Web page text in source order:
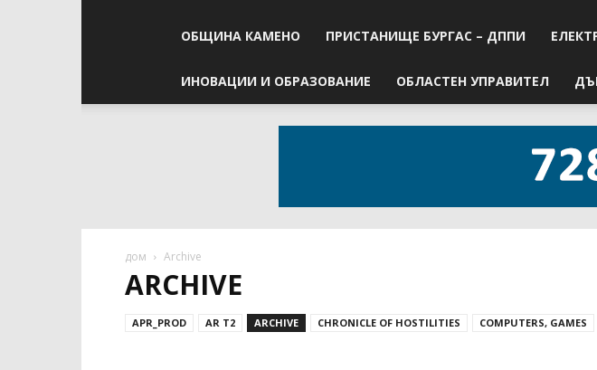
ОБЩИНА КАМЕНО ПРИСТАНИЩЕ БУРГАС – ДППИ
ИНОВАЦИИ И ОБРАЗОВАНИЕ ОБЛАСТЕН УПРАВИТЕЛ
дом Archive
ARCHIVE
APR_PROD AR T2 ARCHIVE CHRONICLE OF HOSTILITIES COMPUTERS, GAMES